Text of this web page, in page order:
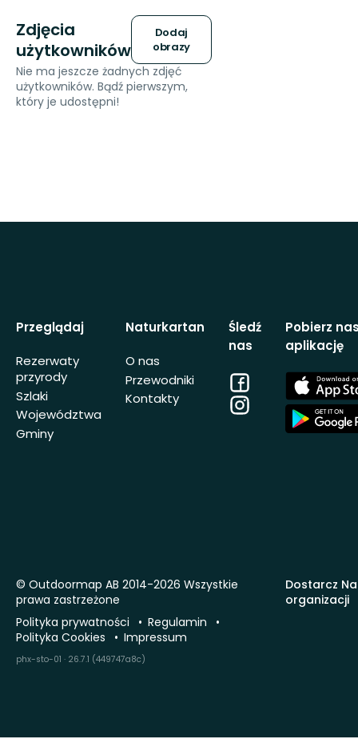
Zdjęcia
użytkowników
Dodaj
obrazy
Nie ma jeszcze żadnych zdjęć
użytkowników. Bądź pierwszym,
który je udostępni!
Przeglądaj
Rezerwaty
przyrody
Szlaki
Województwa
Gminy
Naturkartan
O nas
Przewodniki
Kontakty
Śledź
nas
Facebook
Instagram
Pobierz
aplikację
App
Store
App
Store
Dostarcz
organizacji
© Outdoormap AB 2014-2026 Wszystkie
prawa zastrzeżone
Polityka prywatności
Regulamin
Polityka Cookies
Impressum
phx-sto-01 · 26.7.1 (449747a8c)